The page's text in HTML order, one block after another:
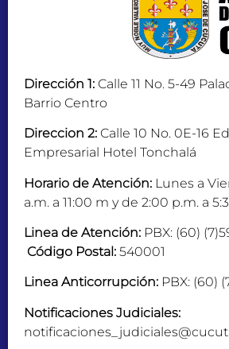
Dirección 1: Calle 11 No. 5-49
Barrio Centro
Direccion 2: Calle 10 No. 0E-16
Empresarial Hotel Tonchalá
Horario de Atención: Lunes a
a.m. a 11:00 m y de 2:00 p.m. a
Linea de Atención: PBX: (60)
Código Postal: 540001
Linea Anticorrupción: PBX: (60)
Notificaciones Judiciales: